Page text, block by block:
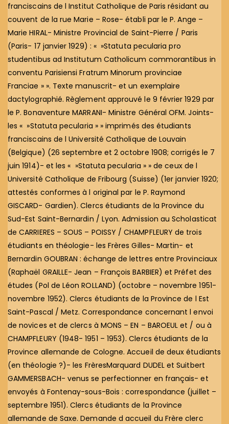
franciscains de l Institut Catholique de Paris résidant au
couvent de la rue Marie – Rose- établi par le P. Ange –
Marie HIRAL- Ministre Provincial de Saint-Pierre / Paris
(Paris- 17 janvier 1929) : « »Statuta pecularia pro
studentibus ad Institutum Catholicum commorantibus in
conventu Parisiensi Fratrum Minorum provinciae
Franciae » ». Texte manuscrit- et un exemplaire
dactylographié. Règlement approuvé le 9 février 1929 par
le P. Bonaventure MARRANI- Ministre Général OFM. Joints-
les « »Statuta pecularia » » imprimés des étudiants
franciscains de l Université Catholique de Louvain
(Belgique) (26 septembre et 2 octobre 1908; corrigés le 7
juin 1914)- et les « »Statuta pecularia » » de ceux de l
Université Catholique de Fribourg (Suisse) (1er janvier 1920;
attestés conformes à l original par le P. Raymond
GISCARD- Gardien). Clercs étudiants de la Province du
Sud-Est Saint-Bernardin / Lyon. Admission au Scholasticat
de CARRIERES – SOUS – POISSY / CHAMPFLEURY de trois
étudiants en théologie- les Frères Gilles- Martin- et
Bernardin GOUBRAN : échange de lettres entre Provinciaux
(Raphaël GRAILLE- Jean – François BARBIER) et Préfet des
études (Pol de Léon ROLLAND) (octobre – novembre 1951-
novembre 1952). Clercs étudiants de la Province de l Est
Saint-Pascal / Metz. Correspondance concernant l envoi
de novices et de clercs à MONS – EN – BAROEUL et / ou à
CHAMPFLEURY (1948- 1951 – 1953). Clercs étudiants de la
Province allemande de Cologne. Accueil de deux étudiants
(en théologie ?)- les FrèresMarquard DUDEL et Suitbert
GAMMERSBACH- venus se perfectionner en français- et
envoyés à Fontenay-sous-Bois : correspondance (juillet –
septembre 1951). Clercs étudiants de la Province
allemande de Saxe. Demande d accueil du Frère clerc